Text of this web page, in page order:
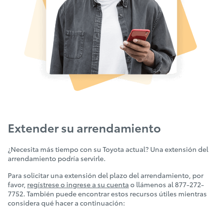
Extender su arrendamiento
¿Necesita más tiempo con su Toyota actual? Una extensión del
arrendamiento podría servirle.
Para solicitar una extensión del plazo del arrendamiento, por
favor, regístrese o ingrese a su cuenta o llámenos al 877-272-
7752. También puede encontrar estos recursos útiles mientras
considera qué hacer a continuación: